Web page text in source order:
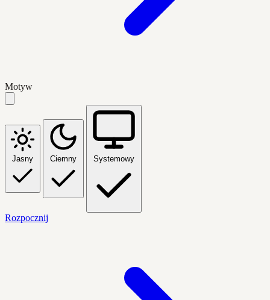
Motyw
Jasny Ciemny Systemowy
Rozpocznij